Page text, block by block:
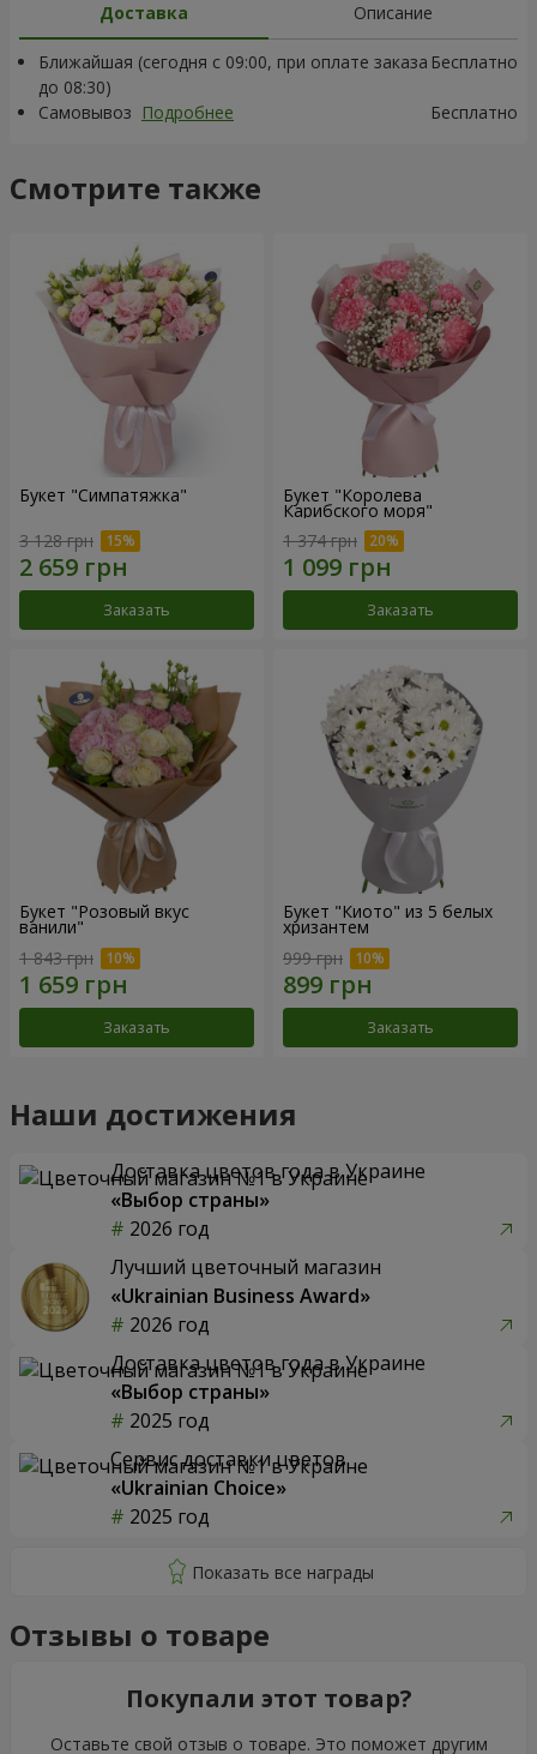
Доставка
Описание
Ближайшая (сегодня с 09:00, при оплате заказа
до 08:30)
Бесплатно
Самовывоз Подробнее Бесплатно
Смотрите также
Букет "Симпатяжка"
3 128 грн
Заказать
Букет "Королева
Карибского моря"
1 374 грн
Заказать
Букет "Розовый вкус
ванили"
1 843 грн
Заказать
Букет "Киото" из 5 белых
хризантем
999 грн
Заказать
Наши достижения
Доставка цветов года в Украине
«Выбор страны»
2026 год
Лучший цветочный магазин
«Ukrainian Business Award»
2026 год
Доставка цветов года в Украине
«Выбор страны»
2025 год
Сервис доставки цветов
«Ukrainian Choice»
2025 год
Отзывы о товаре
Покупали этот товар?
Оставьте свой отзыв о товаре. Это поможет другим